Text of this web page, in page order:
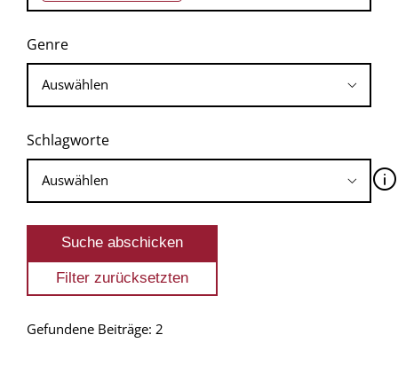
Genre
Schlagworte
🛈
Gefundene Beiträge: 2